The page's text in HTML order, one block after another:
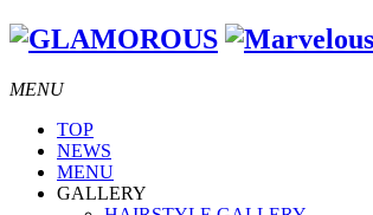
MENU
TOP
NEWS
MENU
GALLERY